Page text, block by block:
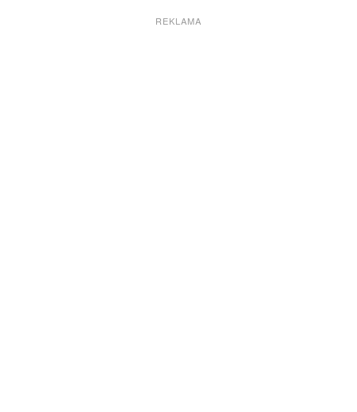
REKLAMA